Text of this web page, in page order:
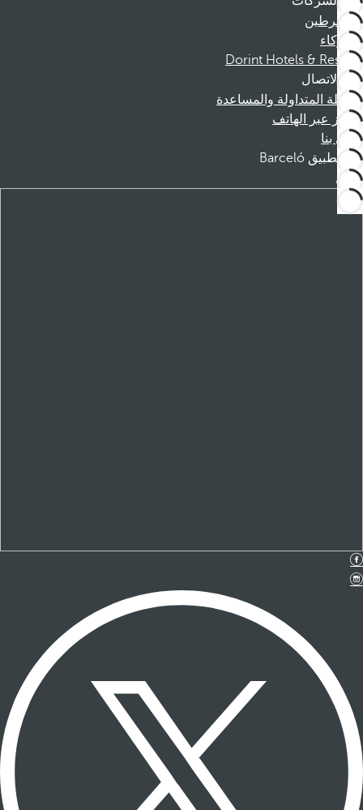
المنخرطين
الشركاء
Dorint Hotels & Resorts
الاتصال
الأسئلة المتداولة والمساعدة
الحجز عبر الهاتف
اتصل بنا
تطبيق Barceló
تنزيل